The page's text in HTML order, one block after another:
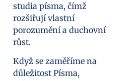
studia písma, čímž
rozšiřují vlastní
porozumění a duchovní
růst.
Když se zaměříme na
důležitost Písma,